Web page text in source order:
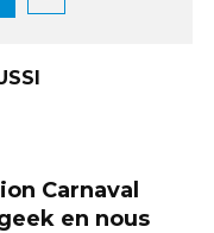
Carnaval
en nous